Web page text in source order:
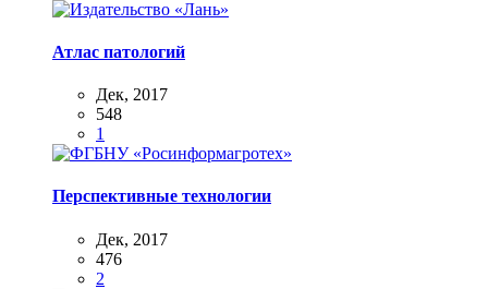
Атлас патологий
Дек, 2017
548
1
Перспективные технологии
Дек, 2017
476
2